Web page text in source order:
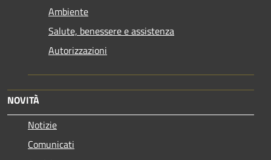
Ambiente
Salute, benessere e assistenza
Autorizzazioni
NOVITÀ
Notizie
Comunicati